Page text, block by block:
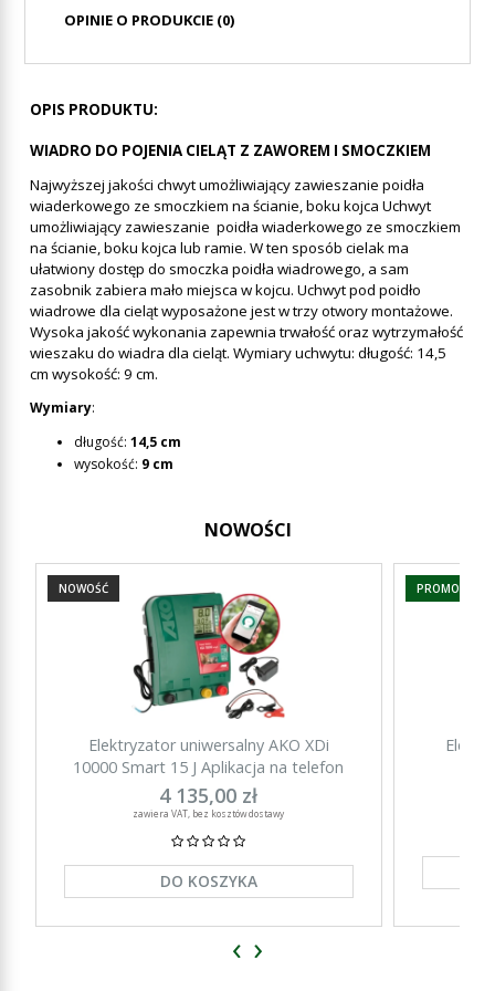
OPINIE O PRODUKCIE (0)
OPIS PRODUKTU:
WIADRO DO POJENIA CIELĄT Z ZAWOREM I SMOCZKIEM
Najwyższej jakości chwyt umożliwiający zawieszanie poidła
wiaderkowego ze smoczkiem na ścianie, boku kojca Uchwyt
umożliwiający zawieszanie poidła wiaderkowego ze smoczkiem
na ścianie, boku kojca lub ramie. W ten sposób cielak ma
ułatwiony dostęp do smoczka poidła wiadrowego, a sam
zasobnik zabiera mało miejsca w kojcu. Uchwyt pod poidło
wiadrowe dla cieląt wyposażone jest w trzy otwory montażowe.
Wysoka jakość wykonania zapewnia trwałość oraz wytrzymałość
wieszaku do wiadra dla cieląt. Wymiary uchwytu: długość: 14,5
cm wysokość: 9 cm.
Wymiary:
długość: 14,5 cm
wysokość: 9 cm
NOWOŚCI
Elektryzator uniwersalny AKO XDi
10000 Smart 15 J Aplikacja na telefon
4 135,00 zł
zawiera VAT, bez kosztów dostawy
DO KOSZYKA
NOWOŚĆ PROMOCJA
‹ ›